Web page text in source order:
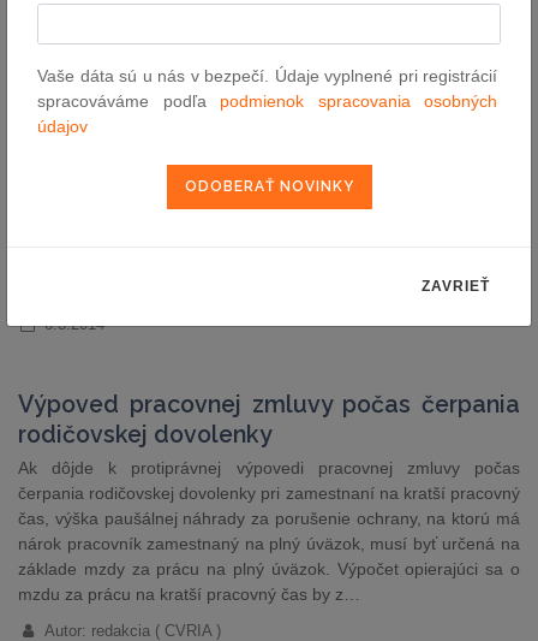
Dobrovoľná dražba a ochrana vydražiteľa
Do nedávna bol v právnej teórií zaužívaný právny názor, že
nadobudnutie[1], čiže sa na nadobúdateľa nevzťahujú právne
spory a vady predmetu nadobudnutia a pretrháva sa zásada
6.3.2014
Výpoved pracovnej zmluvy počas čerpania
rodičovskej dovolenky
Ak dôjde k protiprávnej výpovedi pracovnej zmluvy počas
čerpania rodičovskej dovolenky pri zamestnaní na kratší pracovný
čas, výška paušálnej náhrady za porušenie ochrany, na ktorú má
nárok pracovník zamestnaný na plný úväzok, musí byť určená na
základe mzdy za prácu na plný úväzok. Výpočet opierajúci sa o
mzdu za prácu na kratší pracovný čas by z…
Autor: redakcia ( CVRIA )
Vaše dáta sú u nás v bezpečí. Údaje vyplnené pri registrácií
spracováváme podľa podmienok spracovania osobných
údajov
ZAVRIEŤ